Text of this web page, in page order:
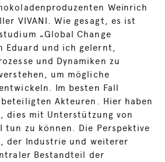
Weinrich
VIVANI. Wie gesagt, es ist
„Global Change
Eduard und ich gelernt,
und Dynamiken zu
um mögliche
Im besten Fall
Akteuren. Hier haben
dies mit Unterstützung von
tun zu können. Die Perspektive
der Industrie und weiterer
Bestandteil der